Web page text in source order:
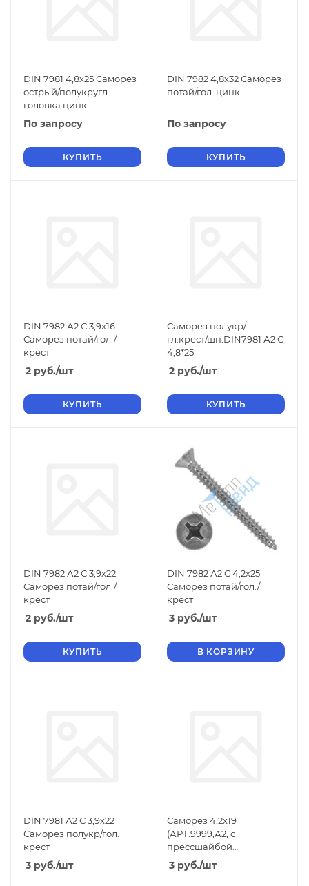
DIN 7981 4,8х25 Саморез
острый/полукругл
головка цинк
По запросу
КУПИТЬ
DIN 7982 4,8х32 Саморез
потай/гол. цинк
По запросу
КУПИТЬ
DIN 7982 А2 С 3,9х16
Саморез потай/гол./
крест
2 руб./шт
КУПИТЬ
Саморез полукр/
гл.крест/шп.DIN7981 А2 С
4,8*25
2 руб./шт
КУПИТЬ
DIN 7982 А2 С 3,9х22
Саморез потай/гол./
крест
2 руб./шт
КУПИТЬ
DIN 7982 А2 С 4,2х25
Саморез потай/гол./
крест
3 руб./шт
В КОРЗИНУ
DIN 7981 А2 С 3,9х22
Саморез полукр/гол.
крест
3 руб./шт
Саморез 4,2х19
(АРТ.9999,А2, с
прессшайбой
острый.крест/шл.)
3 руб./шт